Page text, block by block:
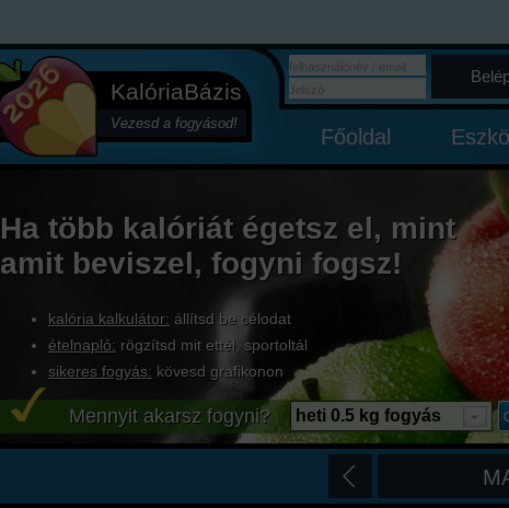
KalóriaBázis
Vezesd a fogyásod!
Főoldal
Ha több kalóriát égetsz el, mint
amit beviszel, fogyni fogsz!
kalória kalkulátor: állítsd be célodat
ételnapló: rögzítsd mit ettél, sportoltál
sikeres fogyás: kövesd grafikonon
Mennyit akarsz fogyni? heti 0.5 kg fogyás